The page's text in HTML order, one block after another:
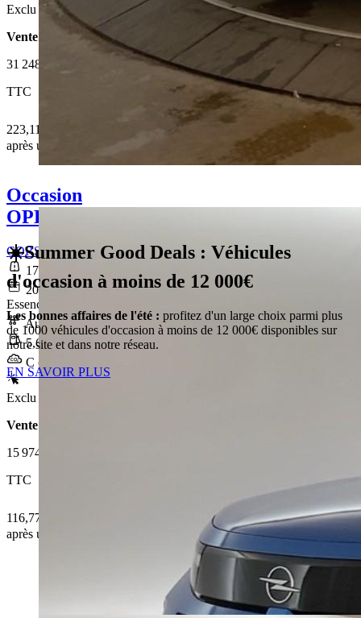
Exclu Web
Vente 100% en ligne
31 248 €
TTC
223,11 € /Mois
après un premier loyer de 9 374,4 €
Occasion
OPEL CORSA
CORSA 1.2 Turbo 100 ch BVA8 Edition
17 182 km
2025-05-28
Essence sans plomb
Automatique
5,6 l/100km
C (126 g/km)
Exclu Web
Vente 100% en ligne
15 974 €
TTC
116,77 € /Mois
après un premier loyer de 4 792,2 €
☀️Summer Good Deals : Véhicules
d'occasion à moins de 12 000€
Les bonnes affaires de l'été : profitez d'un large choix parmi plus
de 1000 véhicules d'occasion à moins de 12 000€ disponibles sur
notre site et dans notre réseau.
EN SAVOIR PLUS